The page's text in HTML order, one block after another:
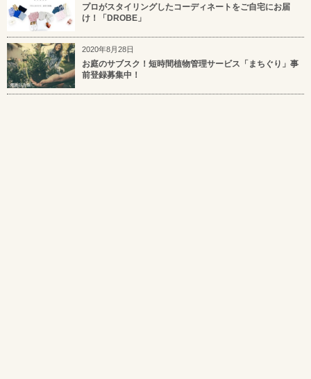
プロがスタイリングしたコーディネートをご自宅にお届
け！「DROBE」
2020年8月28日
お庭のサブスク！短時間植物管理サービス「まちぐり」事
前登録募集中！